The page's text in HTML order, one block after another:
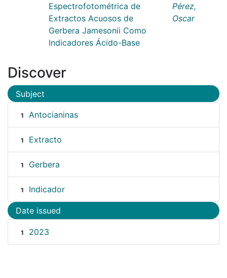
Espectrofotométrica de
Extractos Acuosos de
Gerbera Jamesonii Como
Indicadores Ácido-Base
Pérez,
Oscar
Discover
Subject
1 Antocianinas
1 Extracto
1 Gerbera
1 Indicador
Date issued
1 2023